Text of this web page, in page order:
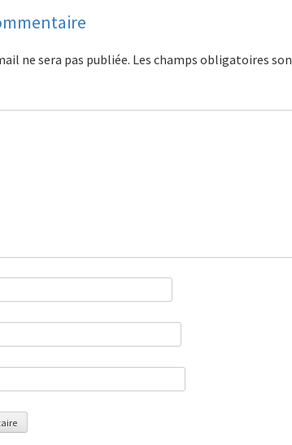
ne sera pas publiée. Les champs obligatoires